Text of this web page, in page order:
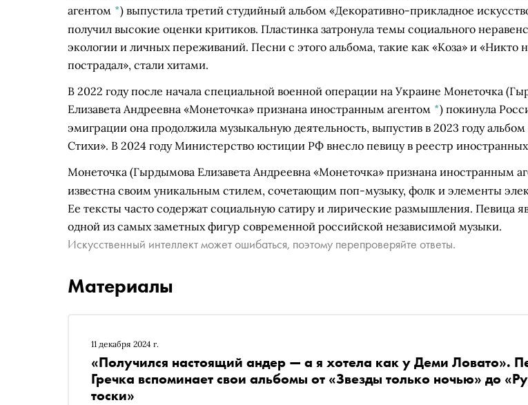
агентом *) выпустила третий студийный альбом «Декоративно-прикладное
получил высокие оценки критиков. Пластинка затронула темы социального
экологии и личных переживаний. Песни с этого альбома, такие как «Коза» и «Никто
пострадал», стали хитами.
В 2022 году после начала специальной военной операции на Украине Монеточка
Елизавета Андреевна «Монеточка» признана иностранным агентом *) покинула
эмиграции она продолжила музыкальную деятельность, выпустив в 2023 году
Стихи». В 2024 году Министерство юстиции РФ внесло певицу в реестр иностранных
Монеточка (Гырдымова Елизавета Андреевна «Монеточка» признана иностранным
известна своим уникальным стилем, сочетающим поп-музыку, фолк и элементы
Ее тексты часто содержат социальную сатиру и лирические размышления. Певица
одной из самых заметных фигур современной российской независимой музыки.
Искусственный интеллект может ошибаться, поэтому перепроверяйте ответы.
Материалы
11 декабря 2024 г.
«Получился настоящий андер — а я хотела как у Деми Ловато».
Гречка вспоминает свои альбомы от «Звезды только ночью» до
тоски»